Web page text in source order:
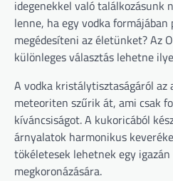
idegenekkel való találkozásunk
lenne, ha egy vodka formájában
megédesíteni az életünket? Az
különleges választás lehetne
A vodka kristálytisztaságáról az
meteoriten szűrik át, ami csak
kíváncsiságot. A kukoricából
árnyalatok harmonikus
tökéletesek lehetnek egy
megkoronázására.